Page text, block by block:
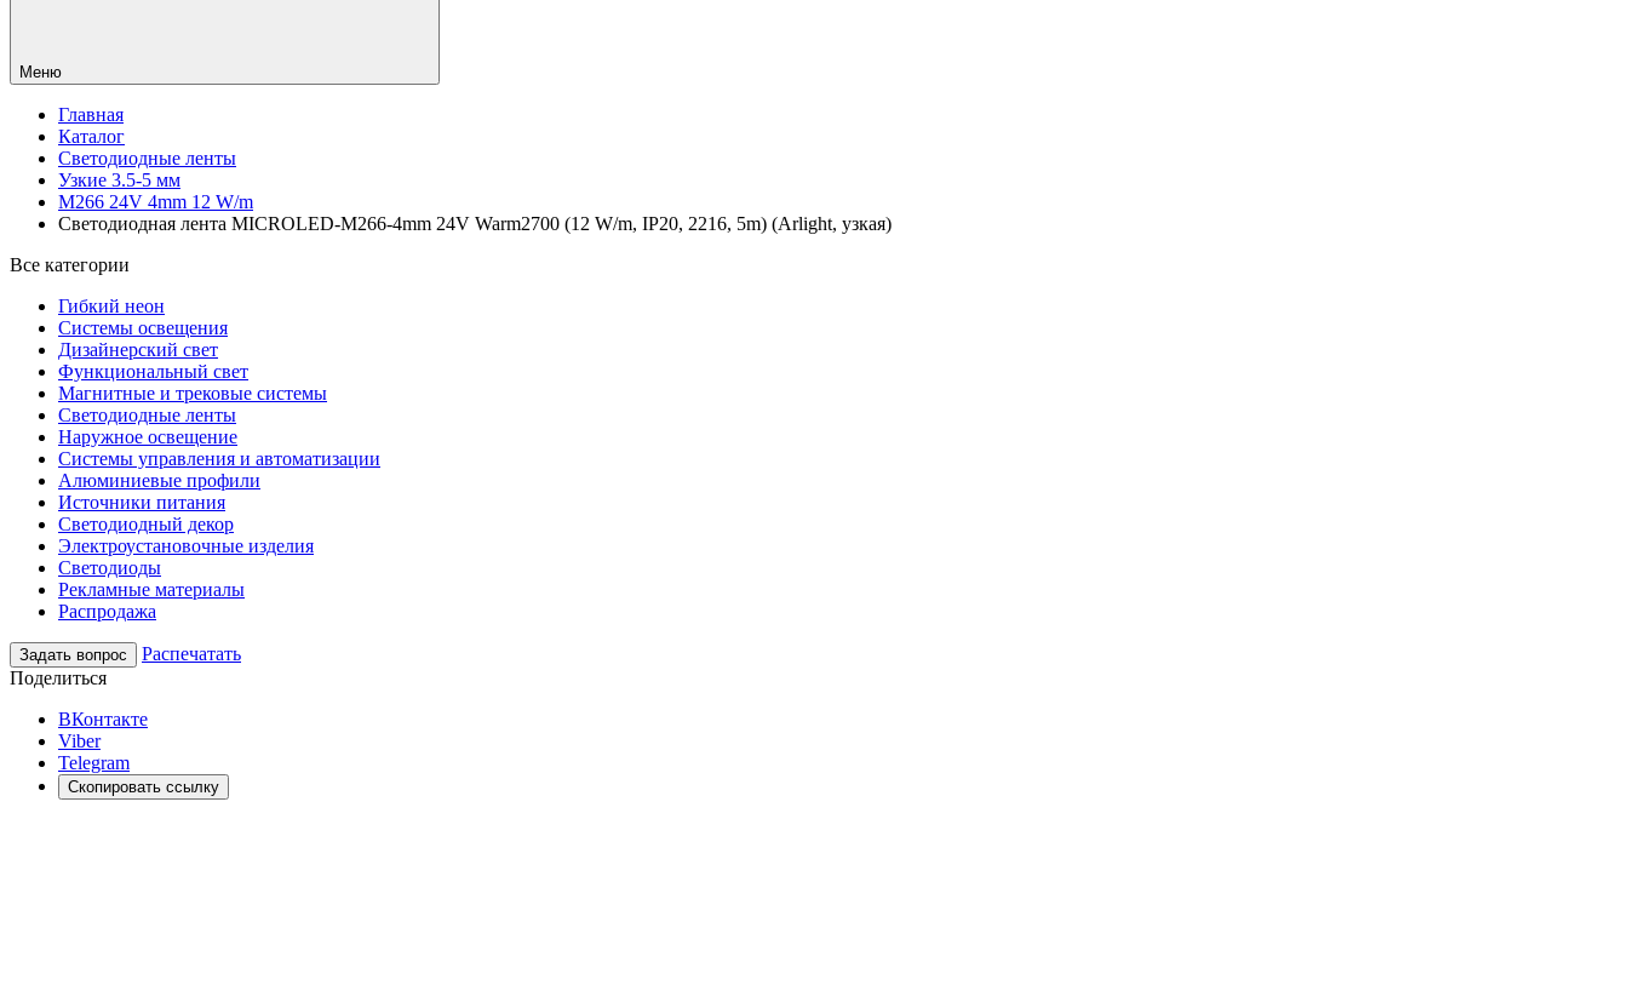
Меню
Главная
Каталог
Светодиодные ленты
Узкие 3.5-5 мм
M266 24V 4mm 12 W/m
Светодиодная лента MICROLED-M266-4mm 24V Warm2700 (12 W/m, IP20, 2216, 5m) (Arlight, узкая)
Все категории
Гибкий неон
Системы освещения
Дизайнерский свет
Функциональный свет
Магнитные и трековые системы
Светодиодные ленты
Наружное освещение
Системы управления и автоматизации
Алюминиевые профили
Источники питания
Светодиодный декор
Электроустановочные изделия
Светодиоды
Рекламные материалы
Распродажа
Задать вопрос
Распечатать
Поделиться
ВКонтакте
Viber
Telegram
Скопировать ссылку